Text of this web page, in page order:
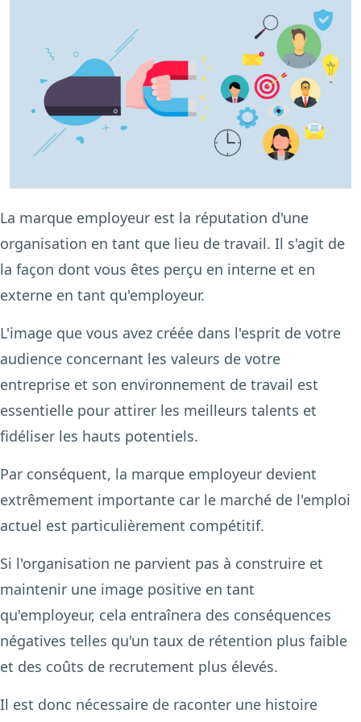
La marque employeur est la réputation d'une
organisation en tant que lieu de travail. Il s'agit de
la façon dont vous êtes perçu en interne et en
externe en tant qu'employeur.
L'image que vous avez créée dans l'esprit de votre
audience concernant les valeurs de votre
entreprise et son environnement de travail est
essentielle pour attirer les meilleurs talents et
fidéliser les hauts potentiels.
Par conséquent, la marque employeur devient
extrêmement importante car le marché de l'emploi
actuel est particulièrement compétitif.
Si l'organisation ne parvient pas à construire et
maintenir une image positive en tant
qu'employeur, cela entraînera des conséquences
négatives telles qu'un taux de rétention plus faible
et des coûts de recrutement plus élevés.
Il est donc nécessaire de raconter une histoire